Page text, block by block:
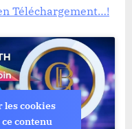
Téléchargement…!
les cookies
contenu